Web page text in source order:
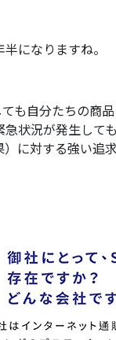
になりますね。
も自分たちの商
状況が発生して
に対する強い追求